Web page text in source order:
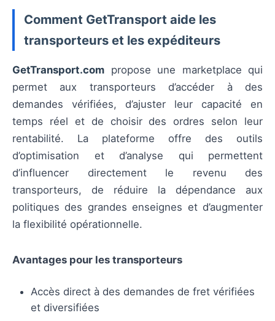
Comment GetTransport aide les
transporteurs et les expéditeurs
GetTransport.com propose une marketplace qui
permet aux transporteurs d’accéder à des
demandes vérifiées, d’ajuster leur capacité en
temps réel et de choisir des ordres selon leur
rentabilité. La plateforme offre des outils
d’optimisation et d’analyse qui permettent
d’influencer directement le revenu des
transporteurs, de réduire la dépendance aux
politiques des grandes enseignes et d’augmenter
la flexibilité opérationnelle.
Avantages pour les transporteurs
Accès direct à des demandes de fret vérifiées
et diversifiées